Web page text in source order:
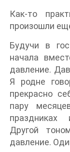
Как-то
произошли
Будучи в
начала
давление.
Я родне
прекрасно
пару
праздниках
Другой
давление.